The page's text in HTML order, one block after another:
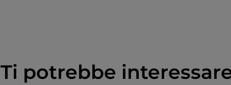
Ti potrebbe